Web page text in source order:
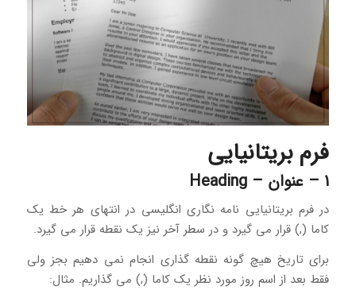
فرم بریتانیایی
1 – عنوان – Heading‏ ‏
در فرم بریتانیایی نامه نگاری انگلیسی در انتهای هر خط یک
کاما (,) قرار می گیرد و در سطر آخر نیز یک نقطه قرار می گیرد.
برای تاریخ هیچ گونه نقطه گذاری انجام نمی دهیم بجز ولی
فقط بعد از اسم روز مورد نظر یک کاما (,) می گذاریم. مثال: